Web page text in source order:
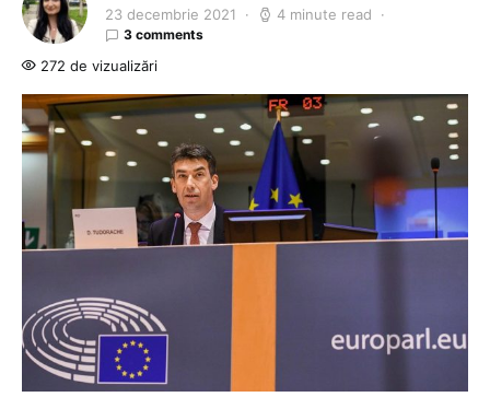
23 decembrie 2021 4 minute read
3 comments
272 de vizualizări